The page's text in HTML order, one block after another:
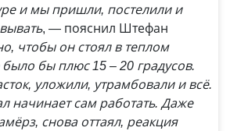
и мы пришли, постелили и
, — пояснил Штефан
чтобы он стоял в теплом
бы плюс 15 – 20 градусов.
уложили, утрамбовали и всё.
начинает сам работать. Даже
снова оттаял, реакция